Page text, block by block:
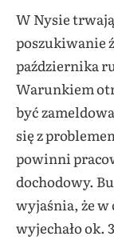
W Nysie
poszukiwanie
października
Warunkiem
być
się z
powinni
dochodowy.
wyjaśnia, że w
wyjechało ok.